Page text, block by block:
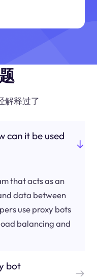
解释过了
can it be used
that acts as an
data between
use proxy bots
balancing and
bot